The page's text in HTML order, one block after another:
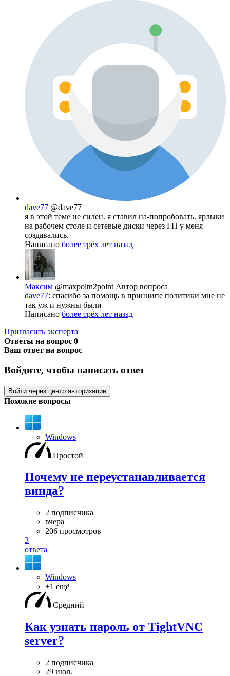
dave77 @dave77
я в этой теме не силен. я ставил на-попробовать. ярлыки
на рабочем столе и сетевые диски через ГП у меня
создавались.
Написано более трёх лет назад
Максим @maxpoitn2point Автор вопроса
dave77: спасибо за помощь в принципе политики мне не
так уж и нужны были
Написано более трёх лет назад
Пригласить эксперта
Ответы на вопрос 0
Ваш ответ на вопрос
Войдите, чтобы написать ответ
Войти через центр авторизации
Похожие вопросы
Windows
Простой
Почему не переустанавливается
винда?
2 подписчика
вчера
206 просмотров
3
ответа
Windows
+1 ещё
Средний
Как узнать пароль от TightVNC
server?
2 подписчика
29 июл.